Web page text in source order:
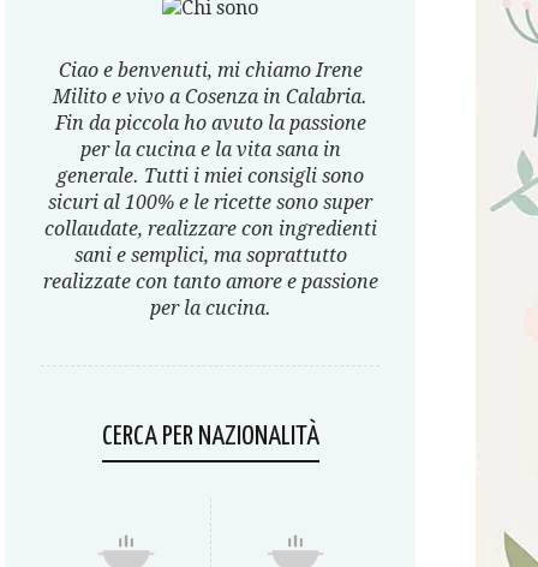
Ciao e benvenuti, mi chiamo Irene
Milito e vivo a Cosenza in Calabria.
Fin da piccola ho avuto la passione
per la cucina e la vita sana in
generale. Tutti i miei consigli sono
sicuri al 100% e le ricette sono super
collaudate, realizzare con ingredienti
sani e semplici, ma soprattutto
realizzate con tanto amore e passione
per la cucina.
CERCA PER NAZIONALITÀ